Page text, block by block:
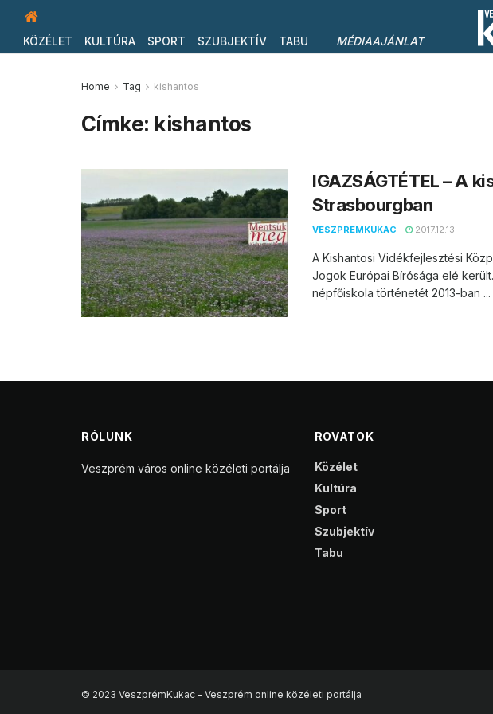
KÖZÉLET KULTÚRA SPORT SZUBJEKTÍV TABU MÉDIAAJÁNLAT
Home Tag kishantos
Címke: kishantos
IGAZSÁGTÉTEL – A
Strasbourgban
VESZPREMKUKAC 2017.12.13.
A Kishantosi Vidékfejlesztési
Jogok Európai Bírósága elé
népfőiskola történetét 2013-ban ...
RÓLUNK
Veszprém város online közéleti portálja
ROVATOK
Közélet
Kultúra
Sport
Szubjektív
Tabu
© 2023 VeszprémKukac - Veszprém online közéleti portálja